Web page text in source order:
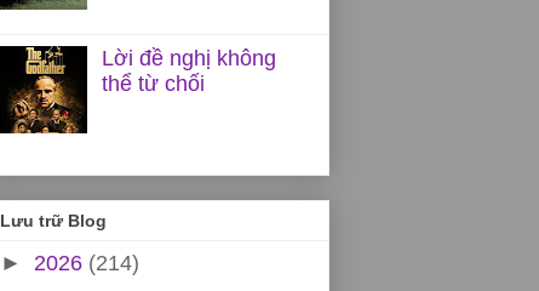
Lời đề nghị không
thể từ chối
Lưu trữ Blog
► 2026 (214)